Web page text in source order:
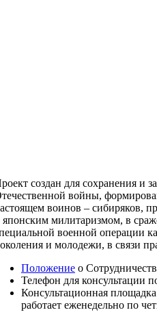
создан для сохранения и
войны,
воинов – сибиряков,
японским милитаризмом, в
военной операции
и молодежи, в связи
Положение о
Телефон для консультации
Консультационная
работает еженедельно по